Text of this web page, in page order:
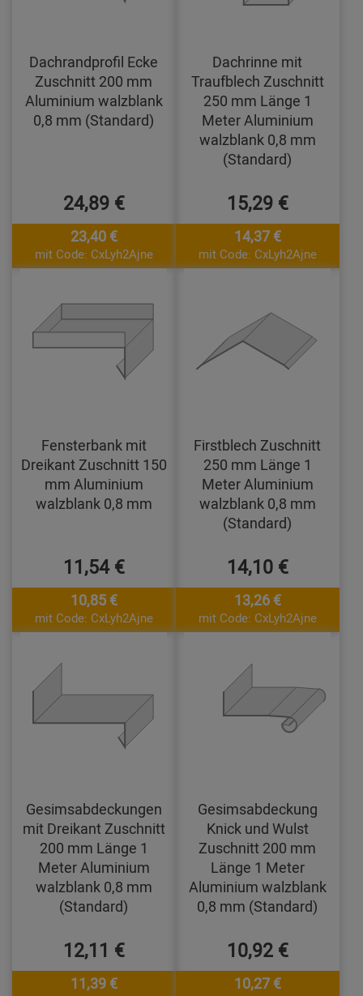
Dachrandprofil Ecke
Zuschnitt 200 mm
Aluminium walzblank
0,8 mm (Standard)
24,89 €
23,40 €
mit Code: CxLyh2Ajne
Dachrinne mit
Traufblech Zuschnitt
250 mm Länge 1
Meter Aluminium
walzblank 0,8 mm
(Standard)
15,29 €
14,37 €
mit Code: CxLyh2Ajne
Fensterbank mit
Dreikant Zuschnitt 150
mm Aluminium
walzblank 0,8 mm
11,54 €
10,85 €
mit Code: CxLyh2Ajne
Firstblech Zuschnitt
250 mm Länge 1
Meter Aluminium
walzblank 0,8 mm
(Standard)
14,10 €
13,26 €
mit Code: CxLyh2Ajne
Gesimsabdeckungen
mit Dreikant Zuschnitt
200 mm Länge 1
Meter Aluminium
walzblank 0,8 mm
(Standard)
12,11 €
11,39 €
Gesimsabdeckung
Knick und Wulst
Zuschnitt 200 mm
Länge 1 Meter
Aluminium walzblank
0,8 mm (Standard)
10,92 €
10,27 €